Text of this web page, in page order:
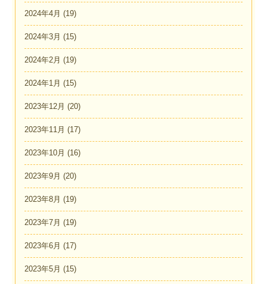
2024年4月 (19)
2024年3月 (15)
2024年2月 (19)
2024年1月 (15)
2023年12月 (20)
2023年11月 (17)
2023年10月 (16)
2023年9月 (20)
2023年8月 (19)
2023年7月 (19)
2023年6月 (17)
2023年5月 (15)